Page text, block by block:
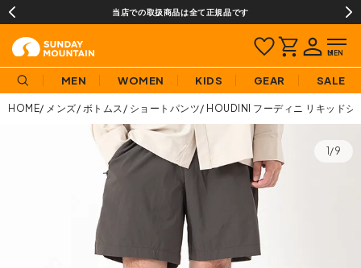
当店での取扱商品は全て正規品です
MEN WOMEN KIDS GEAR SALE
HOME メンズ ボトムス ショートパンツ HOUDINI フーディニ リキッドシ
1/9